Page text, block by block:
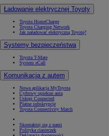
Ładowanie elektrycznej Toyoty
Toyota HomeCharge
Toyota Charging Network
Jak naładować elektryczną Toyotę?
Systemy bezpieczeństwa
Toyota T-Mate
System eCall
Komunikacja z autem
Nowa aplikacja MyToyota
Cyfrowy opiekun auta
Usługi Connected
Płatne subskrypcje
Toyota Connectivity Match
Skontaktuj się z nami
Polityka ciasteczek